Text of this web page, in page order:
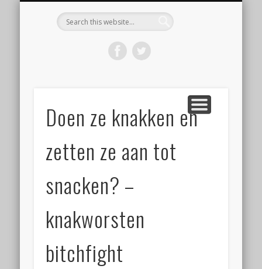
Worstlog
Doen ze knakken en
zetten ze aan tot
snacken? –
knakworsten
bitchfight